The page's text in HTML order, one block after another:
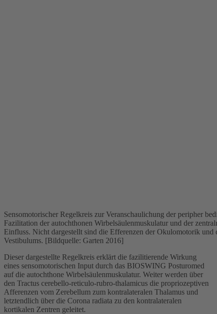
Sensomotorischer Regelkreis zur Veranschaulichung der peripher
Fazilitation der autochthonen Wirbelsäulenmuskulatur und der
Einfluss. Nicht dargestellt sind die Efferenzen der Okulomotorik und
Vestibulums. [Bildquelle: Garten 2016]
Dieser dargestellte Regelkreis erklärt die fazilitierende Wirkung
eines sensomotorischen Input durch das BIOSWING Posturomed
auf die autochthone Wirbelsäulenmuskulatur. Weiter werden über
den Tractus cerebello-reticulo-rubro-thalamicus die propriozeptiven
Afferenzen vom Zerebellum zum kontralateralen Thalamus und
letztendlich über die Corona radiata zu den kontralateralen
kortikalen Zentren geleitet.